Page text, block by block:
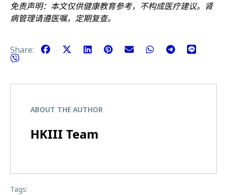
免责声明：本文仅供健康教育参考，不构成医疗建议。肾
病管理请遵医嘱，定期复查。
Share:
ABOUT THE AUTHOR
HKIII Team
Tags: